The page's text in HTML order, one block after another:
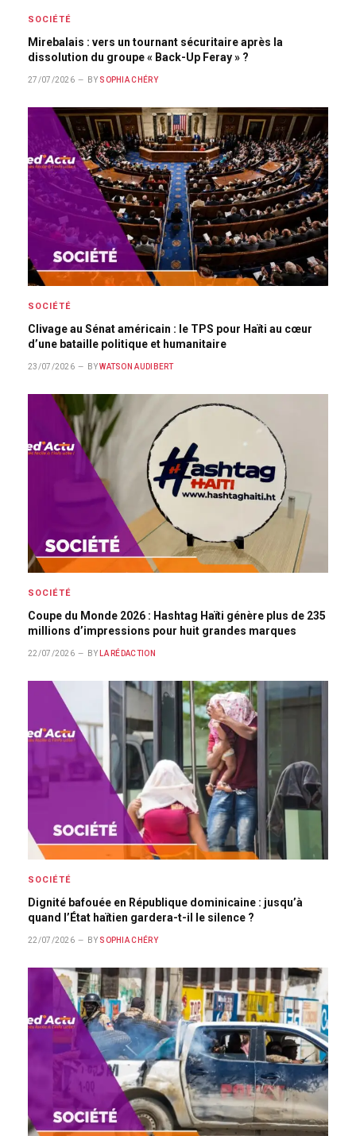
SOCIÉTÉ
Mirebalais : vers un tournant sécuritaire après la
dissolution du groupe « Back-Up Feray » ?
27/07/2026 BY SOPHIA CHÉRY
SOCIÉTÉ
Clivage au Sénat américain : le TPS pour Haïti au cœur
d’une bataille politique et humanitaire
23/07/2026 BY WATSON AUDIBERT
SOCIÉTÉ
Coupe du Monde 2026 : Hashtag Haïti génère plus de 235
millions d’impressions pour huit grandes marques
22/07/2026 BY LA RÉDACTION
SOCIÉTÉ
Dignité bafouée en République dominicaine : jusqu’à
quand l’État haïtien gardera-t-il le silence ?
22/07/2026 BY SOPHIA CHÉRY